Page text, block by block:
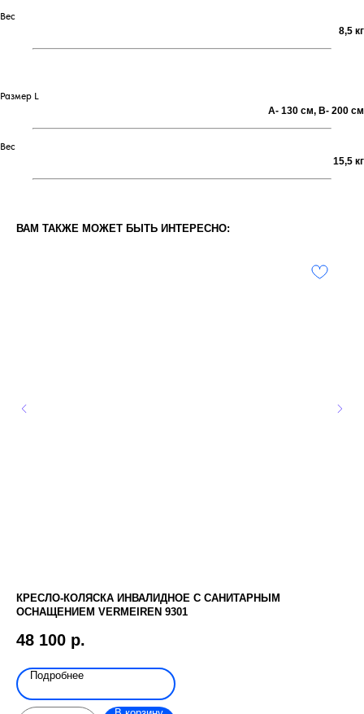
Вес
8,5 кг
Размер L
А- 130 см, В- 200 см
Вес
15,5 кг
ВАМ ТАКЖЕ МОЖЕТ БЫТЬ ИНТЕРЕСНО:
КРЕСЛО-КОЛЯСКА ИНВАЛИДНОЕ С САНИТАРНЫМ
ОСНАЩЕНИЕМ VERMEIREN 9301
48 100 р.
Подробнее